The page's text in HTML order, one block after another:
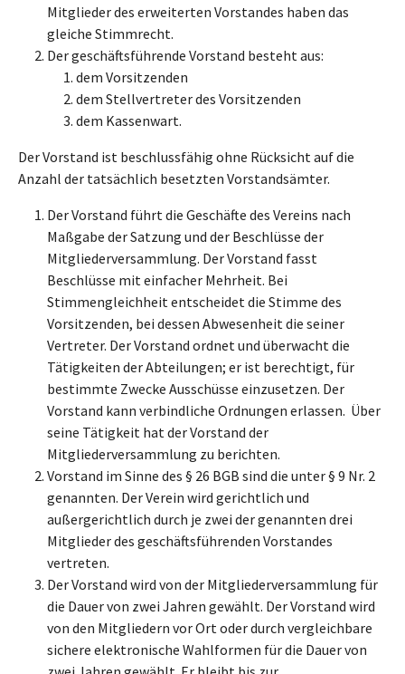
Mitglieder des erweiterten Vorstandes haben das
gleiche Stimmrecht.
Der geschäftsführende Vorstand besteht aus:
dem Vorsitzenden
dem Stellvertreter des Vorsitzenden
dem Kassenwart.
Der Vorstand ist beschlussfähig ohne Rücksicht auf die
Anzahl der tatsächlich besetzten Vorstandsämter.
Der Vorstand führt die Geschäfte des Vereins nach
Maßgabe der Satzung und der Beschlüsse der
Mitgliederversammlung. Der Vorstand fasst
Beschlüsse mit einfacher Mehrheit. Bei
Stimmengleichheit entscheidet die Stimme des
Vorsitzenden, bei dessen Abwesenheit die seiner
Vertreter. Der Vorstand ordnet und überwacht die
Tätigkeiten der Abteilungen; er ist berechtigt, für
bestimmte Zwecke Ausschüsse einzusetzen. Der
Vorstand kann verbindliche Ordnungen erlassen. Über
seine Tätigkeit hat der Vorstand der
Mitgliederversammlung zu berichten.
Vorstand im Sinne des § 26 BGB sind die unter § 9 Nr. 2
genannten. Der Verein wird gerichtlich und
außergerichtlich durch je zwei der genannten drei
Mitglieder des geschäftsführenden Vorstandes
vertreten.
Der Vorstand wird von der Mitgliederversammlung für
die Dauer von zwei Jahren gewählt. Der Vorstand wird
von den Mitgliedern vor Ort oder durch vergleichbare
sichere elektronische Wahlformen für die Dauer von